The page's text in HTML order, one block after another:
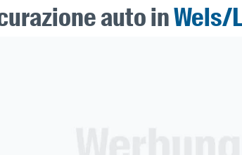
auto inWels/